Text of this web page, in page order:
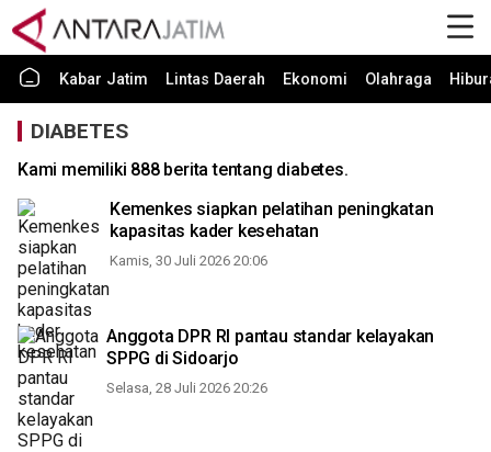
Kabar Jatim Lintas Daerah Ekonomi Olahraga
DIABETES
Kami memiliki 888 berita tentang diabetes.
Kemenkes siapkan pelatihan peningkatan
kapasitas kader kesehatan
Kamis, 30 Juli 2026 20:06
Anggota DPR RI pantau standar kelayakan
SPPG di Sidoarjo
Selasa, 28 Juli 2026 20:26